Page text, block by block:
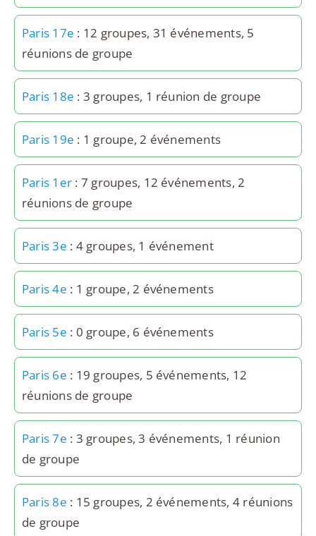
Paris 17e : 12 groupes, 31 événements, 5
réunions de groupe
Paris 18e : 3 groupes, 1 réunion de groupe
Paris 19e : 1 groupe, 2 événements
Paris 1er : 7 groupes, 12 événements, 2
réunions de groupe
Paris 3e : 4 groupes, 1 événement
Paris 4e : 1 groupe, 2 événements
Paris 5e : 0 groupe, 6 événements
Paris 6e : 19 groupes, 5 événements, 12
réunions de groupe
Paris 7e : 3 groupes, 3 événements, 1 réunion
de groupe
Paris 8e : 15 groupes, 2 événements, 4 réunions
de groupe